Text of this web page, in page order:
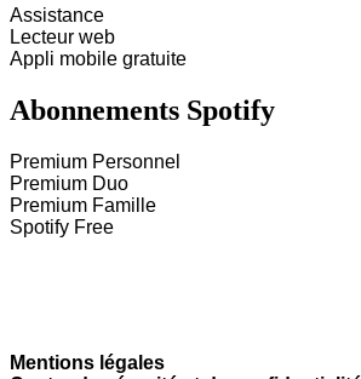
Assistance
Lecteur web
Appli mobile gratuite
Abonnements Spotify
Premium Personnel
Premium Duo
Premium Famille
Spotify Free
Mentions légales